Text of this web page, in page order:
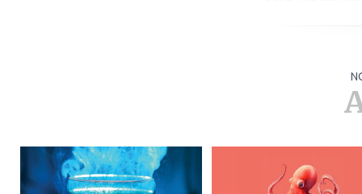
à
mes
favoris